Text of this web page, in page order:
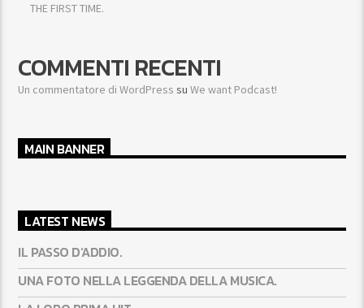
THE FIRST TIME.
COMMENTI RECENTI
Un commentatore di WordPress suWe want Podcast!
MAIN BANNER
LATEST NEWS
IL PASSO D’ADDIO.
UNA FOTO NELLA LEGGENDA DELLA MUSICA.